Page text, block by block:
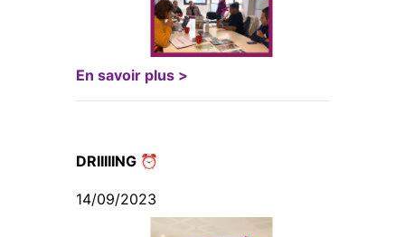
En savoir plus >
DRIIIIING ⏰
14/09/2023